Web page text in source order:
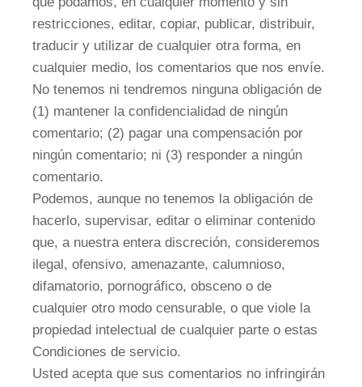
restricciones, editar, copiar, publicar, distribuir,
traducir y utilizar de cualquier otra forma, en
cualquier medio, los comentarios que nos envíe.
No tenemos ni tendremos ninguna obligación de
(1) mantener la confidencialidad de ningún
comentario; (2) pagar una compensación por
ningún comentario; ni (3) responder a ningún
comentario.
Podemos, aunque no tenemos la obligación de
hacerlo, supervisar, editar o eliminar contenido
que, a nuestra entera discreción, consideremos
ilegal, ofensivo, amenazante, calumnioso,
difamatorio, pornográfico, obsceno o de
cualquier otro modo censurable, o que viole la
propiedad intelectual de cualquier parte o estas
Condiciones de servicio.
Usted acepta que sus comentarios no infringirán